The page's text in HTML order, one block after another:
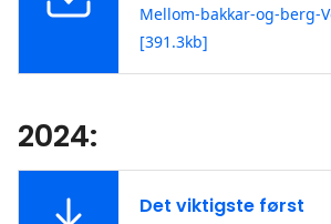
Mellom-bakkar-og-berg-
[391.3kb]
2024:
Det viktigste først